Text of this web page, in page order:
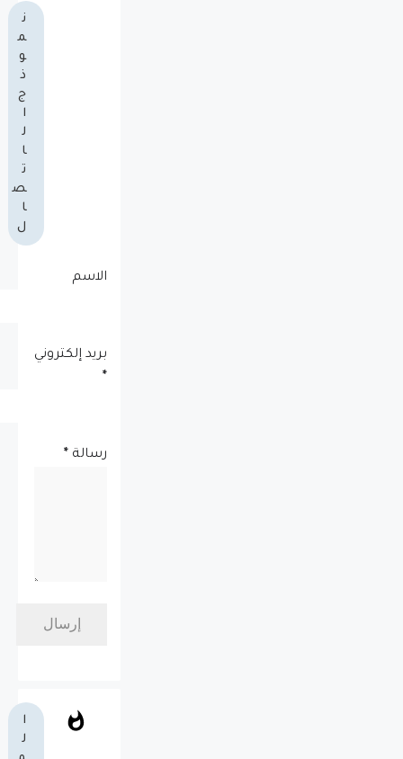
ن
م
و
ذ
ج
ا
ل
ا
ت
ص
ا
ل
الاسم
بريد إلكتروني
*
رسالة *
ا
ل